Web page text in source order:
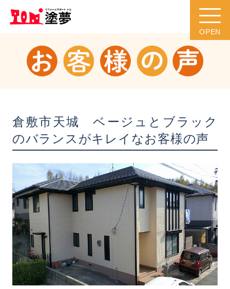
倉敷市天城 ベージュとブラック
のバランスがキレイなお客様の声